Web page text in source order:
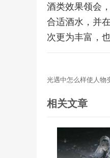
酒类效果领会
合适酒水，并
次更为丰富，
光遇中怎么样使人物
相关文章